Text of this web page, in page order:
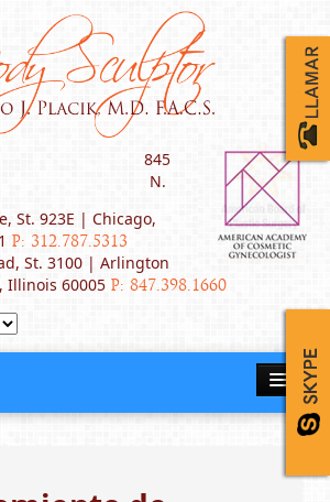
845
N.
St. 923E | Chicago,
P: 312.787.5313
St. 3100 | Arlington
Illinois 60005 P: 847.398.1660